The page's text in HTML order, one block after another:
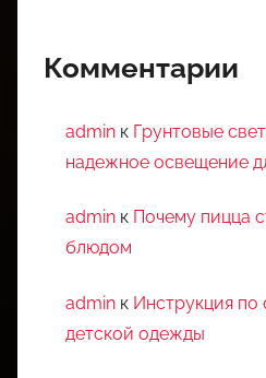
Комментарии
admin к Грунтовые
надежное освещение
admin к Почему пицца
блюдом
admin к Инструкция по
детской одежды